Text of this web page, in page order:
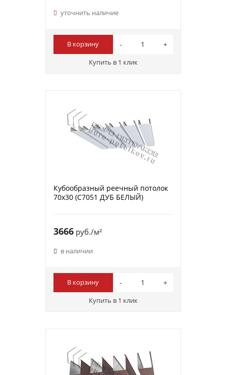
уточнить наличие
В корзину
Купить в 1 клик
Кубообразный реечный потолок
70х30 (C7051 ДУБ БЕЛЫЙ)
3666руб./м²
в наличии
В корзину
Купить в 1 клик